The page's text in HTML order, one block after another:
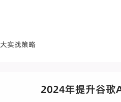
实战策略
2024年提升谷歌